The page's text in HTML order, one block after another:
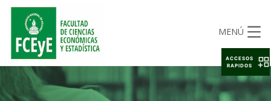
MENÚ
ACCESOS
RAPIDOS